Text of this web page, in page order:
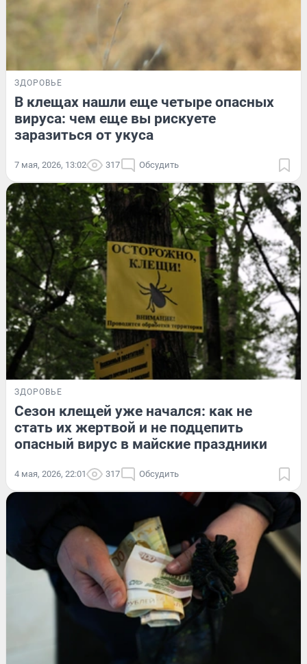
ЗДОРОВЬЕ
В клещах нашли еще четыре опасных
вируса: чем еще вы рискуете
заразиться от укуса
7 мая, 2026, 13:02 317 Обсудить
ЗДОРОВЬЕ
Сезон клещей уже начался: как не
стать их жертвой и не подцепить
опасный вирус в майские праздники
4 мая, 2026, 22:01 317 Обсудить